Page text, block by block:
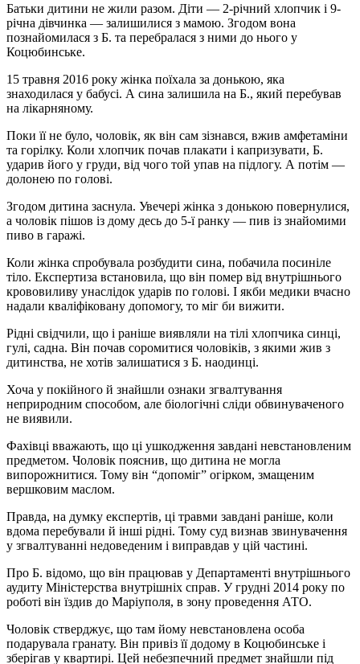
Батьки дитини не жили разом. Діти — 2-річний хлопчик і 9-
річна дівчинка — залишилися з мамою. Згодом вона
познайомилася з Б. та перебралася з ними до нього у
Коцюбинське.
15 травня 2016 року жінка поїхала за донькою, яка
знаходилася у бабусі. А сина залишила на Б., який перебував
на лікарняному.
Поки її не було, чоловік, як він сам зізнався, вжив амфетаміни
та горілку. Коли хлопчик почав плакати і капризувати, Б.
ударив його у груди, від чого той упав на підлогу. А потім —
долонею по голові.
Згодом дитина заснула. Увечері жінка з донькою повернулися,
а чоловік пішов із дому десь до 5-ї ранку — пив із знайомими
пиво в гаражі.
Коли жінка спробувала розбудити сина, побачила посиніле
тіло. Експертиза встановила, що він помер від внутрішнього
крововиливу унаслідок ударів по голові. І якби медики вчасно
надали кваліфіковану допомогу, то міг би вижити.
Рідні свідчили, що і раніше виявляли на тілі хлопчика синці,
гулі, садна. Він почав соромитися чоловіків, з якими жив з
дитинства, не хотів залишатися з Б. наодинці.
Хоча у покійного й знайшли ознаки згвалтування
неприродним способом, але біологічні сліди обвинуваченого
не виявили.
Фахівці вважають, що ці ушкодження завдані невстановленим
предметом. Чоловік пояснив, що дитина не могла
випорожнитися. Тому він “допоміг” огірком, змащеним
вершковим маслом.
Правда, на думку експертів, ці травми завдані раніше, коли
вдома перебували й інші рідні. Тому суд визнав звинувачення
у згвалтуванні недоведеним і виправдав у цій частині.
Про Б. відомо, що він працював у Департаменті внутрішнього
аудиту Міністерства внутрішніх справ. У грудні 2014 року по
роботі він їздив до Маріуполя, в зону проведення АТО.
Чоловік стверджує, що там йому невстановлена особа
подарувала гранату. Він привіз її додому в Коцюбинське і
зберігав у квартирі. Цей небезпечний предмет знайшли під